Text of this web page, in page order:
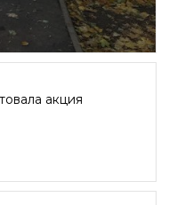
акция